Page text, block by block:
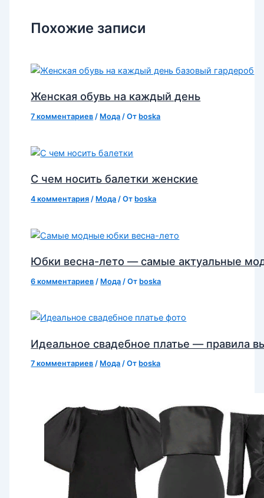
Похожие записи
Женская обувь на каждый день
7 комментариев / Мода / От boska
С чем носить балетки женские
4 комментария / Мода / От boska
Юбки весна-лето — самые актуальные
6 комментариев / Мода / От boska
Идеальное свадебное платье — правила
7 комментариев / Мода / От boska